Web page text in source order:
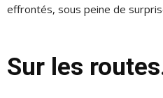
effrontés, sous peine de
Sur les